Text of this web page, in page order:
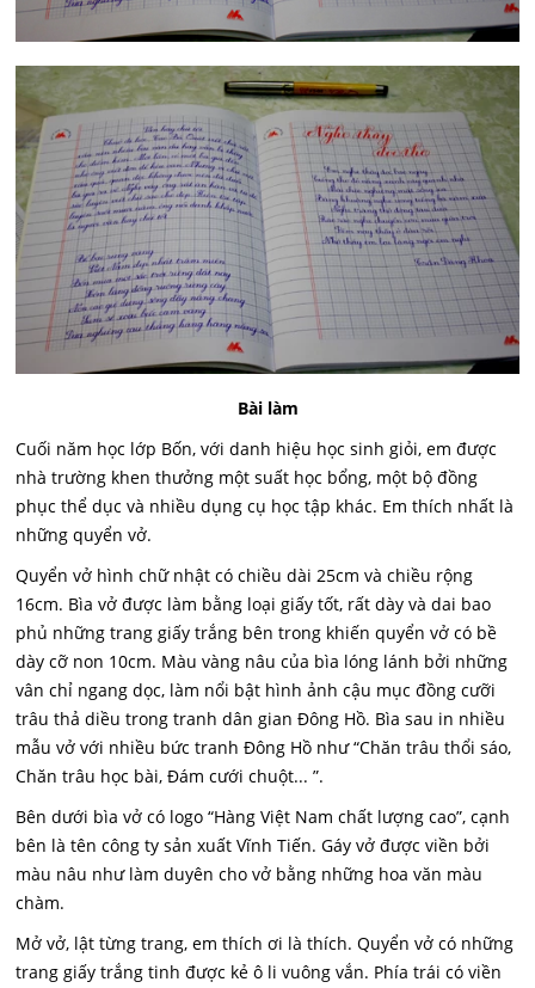
Bài làm
Cuối năm học lớp Bốn, với danh hiệu học sinh giỏi, em được
nhà trường khen thưởng một suất học bổng, một bộ đồng
phục thể dục và nhiều dụng cụ học tập khác. Em thích nhất là
những quyển vở.
Quyển vở hình chữ nhật có chiều dài 25cm và chiều rộng
16cm. Bìa vở được làm bằng loại giấy tốt, rất dày và dai bao
phủ những trang giấy trắng bên trong khiến quyển vở có bề
dày cỡ non 10cm. Màu vàng nâu của bìa lóng lánh bởi những
vân chỉ ngang dọc, làm nổi bật hình ảnh cậu mục đồng cưỡi
trâu thả diều trong tranh dân gian Đông Hồ. Bìa sau in nhiều
mẫu vở với nhiều bức tranh Đông Hồ như “Chăn trâu thổi sáo,
Chăn trâu học bài, Đám cưới chuột... ”.
Bên dưới bìa vở có logo “Hàng Việt Nam chất lượng cao”, cạnh
bên là tên công ty sản xuất Vĩnh Tiến. Gáy vở được viền bởi
màu nâu như làm duyên cho vở bằng những hoa văn màu
chàm.
Mở vở, lật từng trang, em thích ơi là thích. Quyển vở có những
trang giấy trắng tinh được kẻ ô li vuông vắn. Phía trái có viền